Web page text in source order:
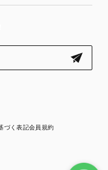
づく表記会員規約